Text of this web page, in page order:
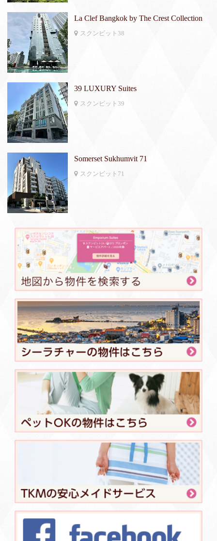
La Clef Bangkok by The Crest Collection
スクンビット38
39 LUXURY Suites
スクンビット39
Somerset Sukhumvit 71
スクンビット71